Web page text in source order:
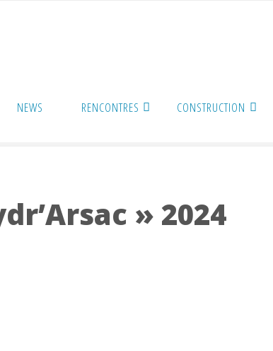
NEWS RENCONTRES CONSTRUCTION
» 2024